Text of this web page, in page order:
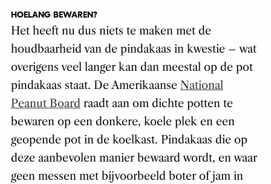
HOELANG BEWAREN?
Het heeft nu dus niets te maken met de
houdbaarheid van de pindakaas in kwestie – wat
overigens veel langer kan dan meestal op de pot
pindakaas staat. De Amerikaanse National
Peanut Board raadt aan om dichte potten te
bewaren op een donkere, koele plek en een
geopende pot in de koelkast. Pindakaas die op
deze aanbevolen manier bewaard wordt, en waar
geen messen met bijvoorbeeld boter of jam in